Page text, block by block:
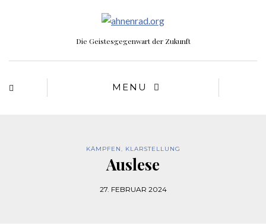
Die Geistesgegenwart der Zukunft
MENU
KÄMPFEN, KLARSTELLUNG
Auslese
27. FEBRUAR 2024